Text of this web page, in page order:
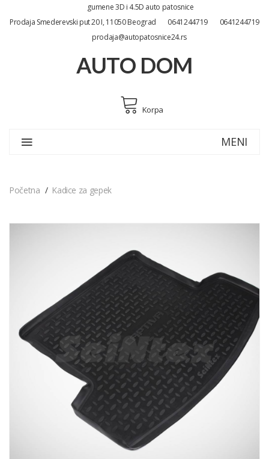
gumene 3D i 4.5D auto patosnice
Prodaja Smederevski put 20 I, 11050 Beograd
0641244719
0641244719
prodaja@autopatosnice24.rs
AUTO DOM
Korpa
MENI
Početna Kadice za gepek